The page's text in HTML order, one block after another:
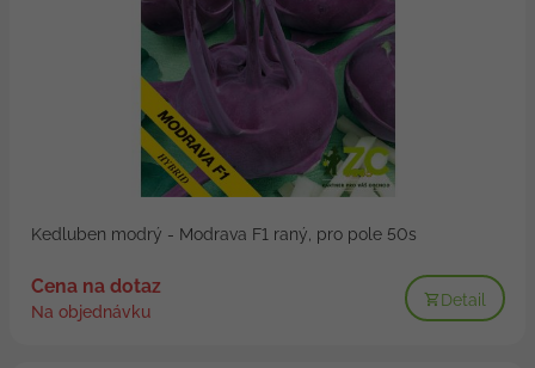
Kedluben modrý - Modrava F1 raný, pro pole 50s
Cena na dotaz
Na objednávku
Detail